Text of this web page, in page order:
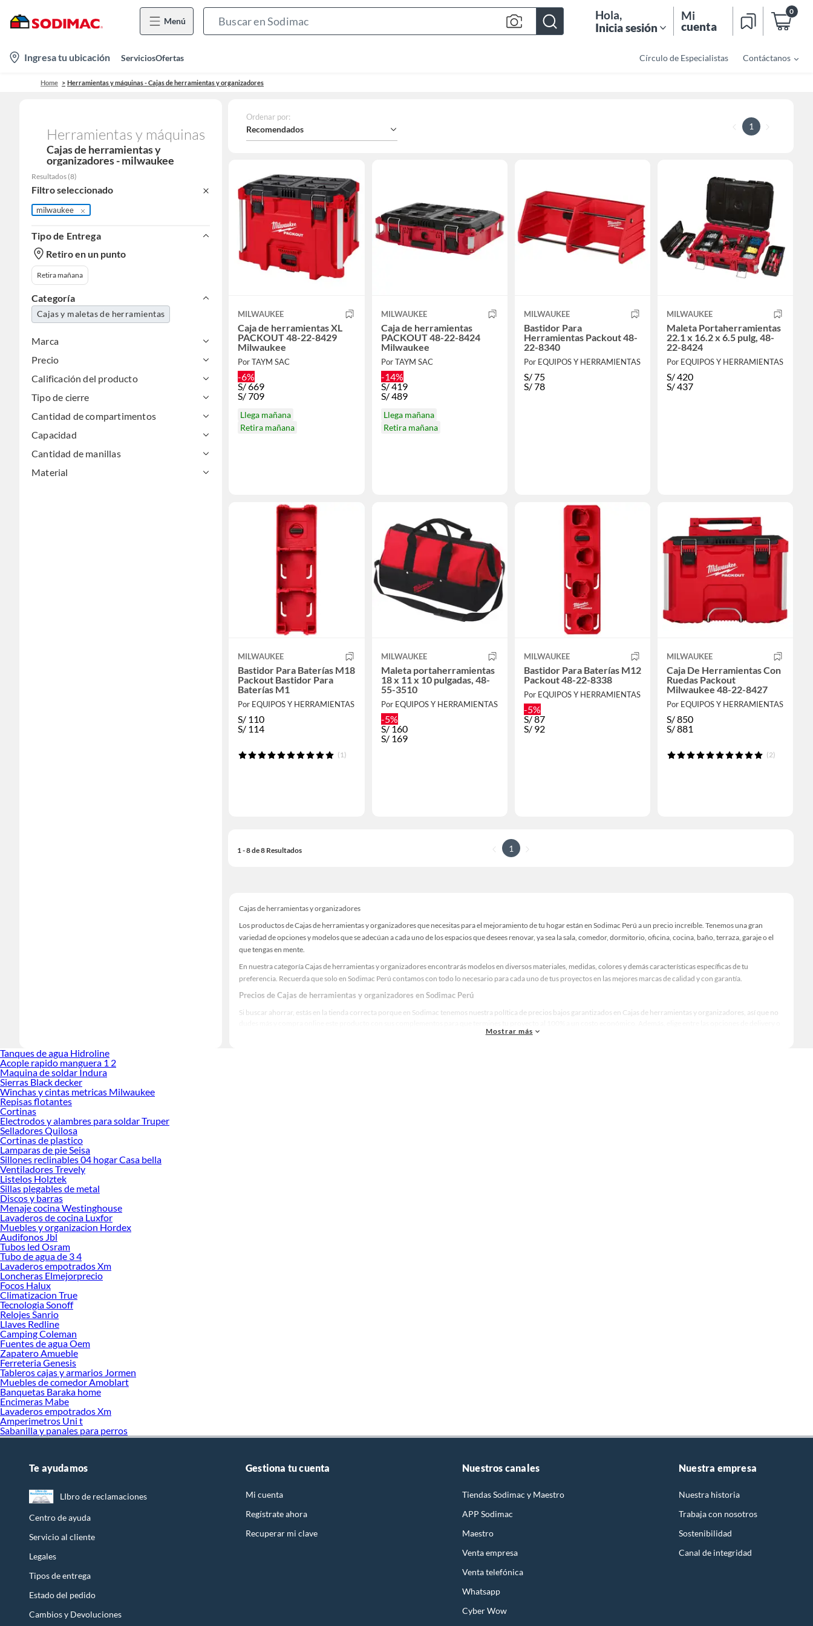
Menú
Bar
Hola,
Inicia sesión
Mi
cuenta
0
location-
icon
Ingresa tu ubicación ServiciosOfertas Círculo de Especialistas Contáctanos
Home Herramientas y máquinas - Cajas de herramientas y organizadores
Herramientas y máquinas
Cajas de herramientas y
organizadores - milwaukee
Resultados (8)
Filtro seleccionado
milwaukee
Tipo de Entrega
Retiro en un punto
Retira mañana
Categoría
Cajas y maletas de herramientas
Marca
Precio
Calificación del producto
Tipo de cierre
Cantidad de compartimentos
Capacidad
Cantidad de manillas
Material
Ordenar por:
Recomendados 1
MILWAUKEE
Caja de herramientas XL
PACKOUT 48-22-8429
Milwaukee
Por TAYM SAC
-6%
S/669
S/709
Llega mañana
Retira mañana
MILWAUKEE
Caja de herramientas
PACKOUT 48-22-8424
Milwaukee
Por TAYM SAC
-14%
S/419
S/489
Llega mañana
Retira mañana
MILWAUKEE
Bastidor Para
Herramientas Packout 48-
22-8340
Por EQUIPOS Y HERRAMIENTAS
S/75
S/78
MILWAUKEE
Maleta Portaherramientas
22.1 x 16.2 x 6.5 pulg, 48-
22-8424
Por EQUIPOS Y HERRAMIENTAS
S/420
S/437
MILWAUKEE
Bastidor Para Baterías M18
Packout Bastidor Para
Baterías M1
Por EQUIPOS Y HERRAMIENTAS
S/ 110
S/ 114
(1)
MILWAUKEE
Maleta portaherramientas
18 x 11 x 10 pulgadas, 48-
55-3510
Por EQUIPOS Y HERRAMIENTAS
-5%
S/ 160
S/ 169
MILWAUKEE
Bastidor Para Baterías M12
Packout 48-22-8338
Por EQUIPOS Y HERRAMIENTAS
-5%
S/87
S/ 92
MILWAUKEE
Caja De Herramientas Con
Ruedas Packout
Milwaukee 48-22-8427
Por EQUIPOS Y HERRAMIENTAS
S/850
S/881
(2)
1 - 8 de 8 Resultados 1
Cajas de herramientas y organizadores
Los productos de Cajas de herramientas y organizadores que necesitas para el mejoramiento de tu hogar están en Sodimac Perú a un precio increíble. Tenemos una gran
variedad de opciones y modelos que se adecúan a cada uno de los espacios que desees renovar, ya sea la sala, comedor, dormitorio, oficina, cocina, baño, terraza, garaje o el
que tengas en mente.
En nuestra categoría Cajas de herramientas y organizadores encontrarás modelos en diversos materiales, medidas, colores y demás características específicas de tu
preferencia. Recuerda que solo en Sodimac Perú contamos con todo lo necesario para cada uno de tus proyectos en las mejores marcas de calidad y con garantía.
Precios de Cajas de herramientas y organizadores en Sodimac Perú
Si buscar ahorrar, estás en la tienda correcta porque en Sodimac tenemos nuestra política de precios bajos garantizados en Cajas de herramientas y organizadores, así que no
Mostrar más
Tanques de agua Hidroline
Acople rapido manguera 1 2
Maquina de soldar Indura
Sierras Black decker
Winchas y cintas metricas Milwaukee
Repisas flotantes
Cortinas
Electrodos y alambres para soldar Truper
Selladores Quilosa
Cortinas de plastico
Lamparas de pie Seisa
Sillones reclinables 04 hogar Casa bella
Ventiladores Trevely
Listelos Holztek
Sillas plegables de metal
Discos y barras
Menaje cocina Westinghouse
Lavaderos de cocina Luxfor
Muebles y organizacion Hordex
Audifonos Jbl
Tubos led Osram
Tubo de agua de 3 4
Lavaderos empotrados Xm
Loncheras Elmejorprecio
Focos Halux
Climatizacion True
Tecnologia Sonoff
Relojes Sanrio
Llaves Redline
Camping Coleman
Fuentes de agua Oem
Zapatero Amueble
Ferreteria Genesis
Tableros cajas y armarios Jormen
Muebles de comedor Amoblart
Banquetas Baraka home
Encimeras Mabe
Lavaderos empotrados Xm
Amperimetros Uni t
Sabanilla y panales para perros
Te ayudamos
LIbro de reclamaciones
Centro de ayuda
Servicio al cliente
Legales
Tipos de entrega
Estado del pedido
Cambios y Devoluciones
Gestiona tu cuenta
Mi cuenta
Regístrate ahora
Recuperar mi clave
Nuestros canales
Tiendas Sodimac y Maestro
APP Sodimac
Maestro
Venta empresa
Venta telefónica
Whatsapp
Cyber Wow
Nuestra empresa
Nuestra historia
Trabaja con nosotros
Sostenibilidad
Canal de integridad